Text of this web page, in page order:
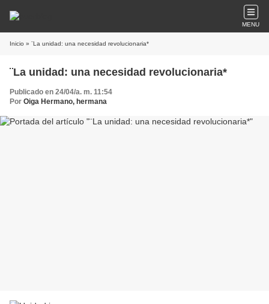
MENU
Inicio » ¨La unidad: una necesidad revolucionaria*
¨La unidad: una necesidad revolucionaria*
Publicado en 24/04/a. m. 11:54
Por Oiga Hermano, hermana